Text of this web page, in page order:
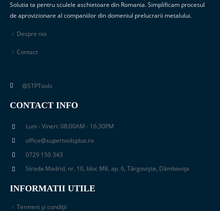
Solutia ta pentru sculele aschietoare din Romania. Simplificam procesul
de aprovizionare al companiilor din domeniul prelucrarii metalului.
Despre noi
Contact
@STPTools
CONTACT INFO
Luni - Vineri: 08:00AM - 16:30PM
office@supertoolsplus.ro
0729 150 343
Strada Madrid, nr. 10, bloc M8, ap. 6, Târgoviște, Dâmbovița
INFORMATII UTILE
Termeni și condiții